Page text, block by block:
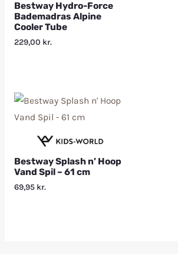
Bestway Hydro-Force
Bademadras Alpine
Cooler Tube
229,00 kr.
Bestway Splash n’ Hoop
Vand Spil – 61 cm
69,95 kr.